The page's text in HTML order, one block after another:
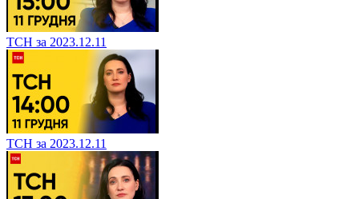
ТСН за 2023.12.11
ТСН за 2023.12.11